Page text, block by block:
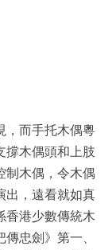
，而手托木偶粵
撐木偶頭和上肢
制木偶，令木偶
出，遠看就如真
香港少數傳統木
忠劍》第一、